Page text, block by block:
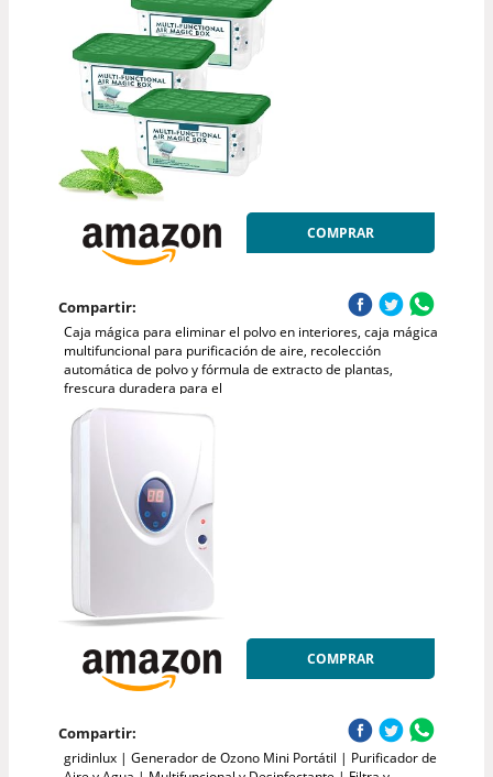
COMPRAR
Compartir:
Caja mágica para eliminar el polvo en interiores, caja mágica
multifuncional para purificación de aire, recolección
automática de polvo y fórmula de extracto de plantas,
frescura duradera para el
COMPRAR
Compartir:
gridinlux | Generador de Ozono Mini Portátil | Purificador de